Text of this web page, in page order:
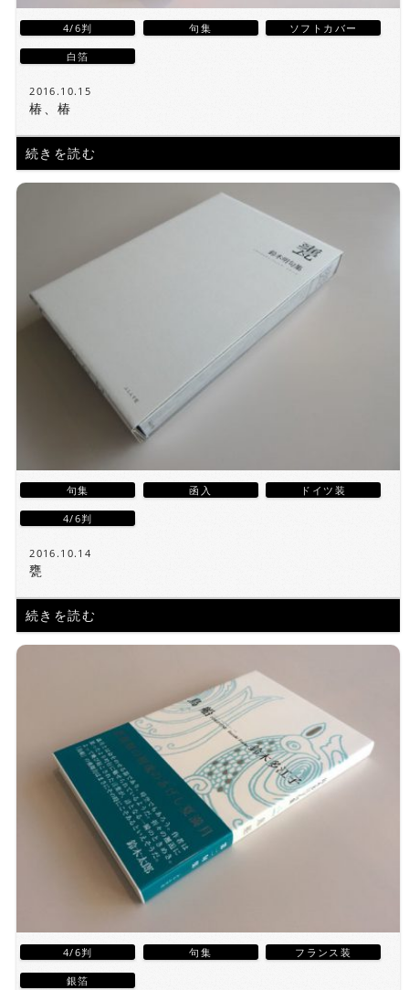
4/6判 句集 ソフトカバー
白箔
2016.10.15
椿、椿
続きを読む
句集 函入 ドイツ装
4/6判
2016.10.14
甕
続きを読む
4/6判 句集 フランス装
銀箔